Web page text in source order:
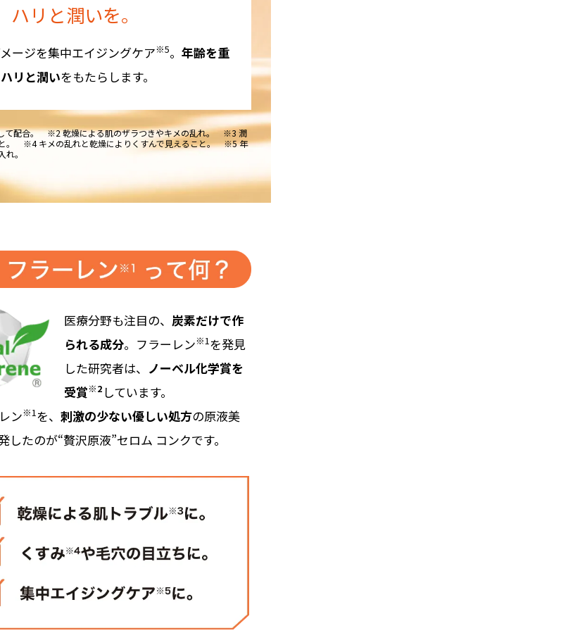
ハリと潤いを。
ージを集中エイジングケア※5。 年齢を重
リと潤いをもたらします。
て配合。 ※2 乾燥による肌のザラつきやキメの乱れ。 ※3 潤
。 ※4 キメの乱れと乾燥によりくすんで見えること。 ※5 年
。
医療分野も注目の、 炭素だけで作
られる成分。フラーレン※1を発見
した研究者は、 ノーベル化学賞を
受賞※2 しています。
ン※1を、 刺激の少ない優しい処方の原液美
したのが“贅沢原液”セロム コンクです。